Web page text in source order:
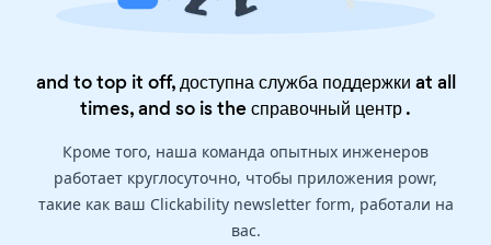
and to top it off, доступна служба поддержки at all
times, and so is theсправочный центр.
Кроме того, наша команда опытных инженеров
работает круглосуточно, чтобы приложения powr,
такие как ваш Clickability newsletter form, работали на
вас.